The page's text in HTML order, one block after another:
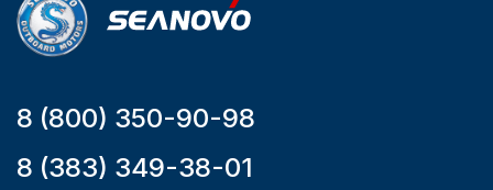
8 (800) 350-90-98
8 (383) 349-38-01